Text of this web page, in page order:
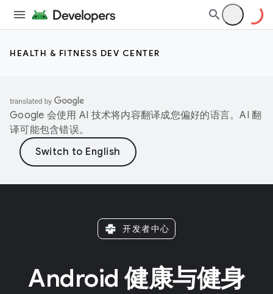
HEALTH & FITNESS DEV CENTER
Google 会使用 AI 技术将内容翻译成您偏好的语言。AI 翻
译可能包含错误。
开发者中心
Android 健康与健身